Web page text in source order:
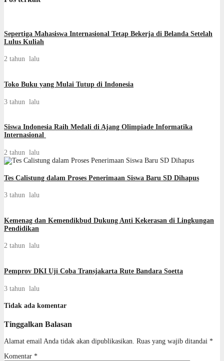
Sepertiga Mahasiswa Internasional Tetap Bekerja di Belanda Setelah
Lulus Kuliah
2 tahun lalu
Toko Buku yang Mulai Tutup di Indonesia
3 tahun lalu
Siswa Indonesia Raih Medali di Ajang Olimpiade Informatika
Internasional
2 tahun lalu
Tes Calistung dalam Proses Penerimaan Siswa Baru SD Dihapus
3 tahun lalu
Kemenag dan Kemendikbud Dukung Anti Kekerasan di Lingkungan
Pendidikan
2 tahun lalu
Pemprov DKI Uji Coba Transjakarta Rute Bandara Soetta
3 tahun lalu
Tidak ada komentar
Tinggalkan Balasan
Alamat email Anda tidak akan dipublikasikan. Ruas yang wajib ditandai *
Komentar *